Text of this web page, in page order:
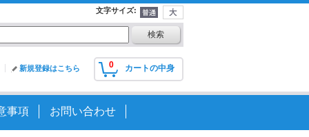
文字サイズ:
0 カートの中身
新規登録はこちら
事項 お問い合わせ